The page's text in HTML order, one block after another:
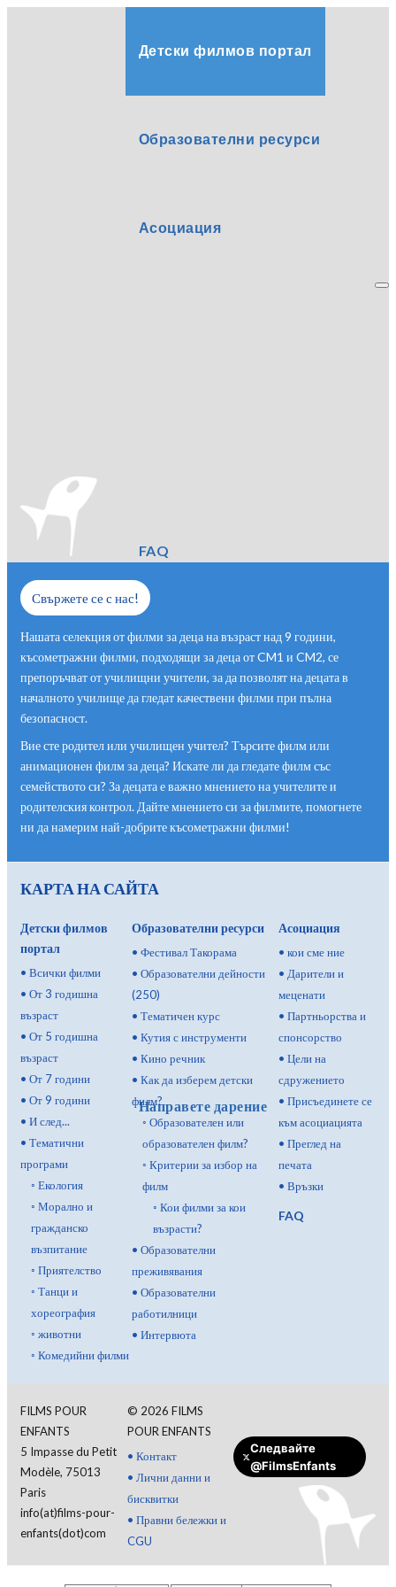
Детски филмов портал
Образователни ресурси
Асоциация
FAQ
Направете дарение
Свържете се с нас!
Нашата селекция от филми за деца на възраст над 9 години,
късометражни филми, подходящи за деца от CM1 и CM2, се
препоръчват от училищни учители, за да позволят на децата в
началното училище да гледат качествени филми при пълна
безопасност.
Вие сте родител или училищен учител? Търсите филм или
анимационен филм за деца? Искате ли да гледате филм със
семейството си? За децата е важно мнението на учителите и
родителския контрол. Дайте мнението си за филмите, помогнете
ни да намерим най-добрите късометражни филми!
КАРТА НА САЙТА
Детски филмов
портал
• Всички филми
• От 3 годишна
възраст
• От 5 годишна
възраст
• От 7 години
• От 9 години
• И след...
• Тематични
програми
◦ Екология
◦ Морално и
гражданско
възпитание
◦ Приятелство
◦ Танци и
хореография
◦ животни
◦ Комедийни филми
Образователни ресурси
• Фестивал Такорама
• Образователни дейности
(250)
• Тематичен курс
• Кутия с инструменти
• Кино речник
• Как да изберем детски
филм?
◦ Образователен или
образователен филм?
◦ Критерии за избор на
филм
◦ Кои филми за кои
възрасти?
• Образователни
преживявания
• Образователни
работилници
• Интервюта
Асоциация
•кои сме ние
• Дарители и
меценати
•Партньорства и
спонсорство
•Цели на
сдружението
•Присъединете се
към асоциацията
•Преглед на
печата
•Връзки
FAQ
FILMS POUR
ENFANTS
5 Impasse du Petit
Modèle, 75013
Paris
info(at)films-pour-
enfants(dot)com
© 2026 FILMS
POUR ENFANTS
• Контакт
• Лични данни и
бисквитки
• Правни бележки и
CGU
Следвайте
@FilmsEnfants